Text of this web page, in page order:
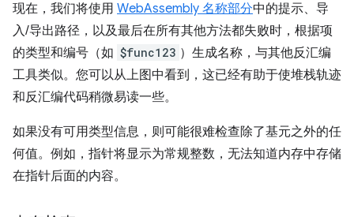
现在，我们将使用 WebAssembly 名称部分中的提示、导
入/导出路径，以及最后在所有其他方法都失败时，根据项
的类型和编号（如 $func123 ）生成名称，与其他反汇编
工具类似。您可以从上图中看到，这已经有助于使堆栈轨迹
和反汇编代码稍微易读一些。
如果没有可用类型信息，则可能很难检查除了基元之外的任
何值。例如，指针将显示为常规整数，无法知道内存中存储
在指针后面的内容。